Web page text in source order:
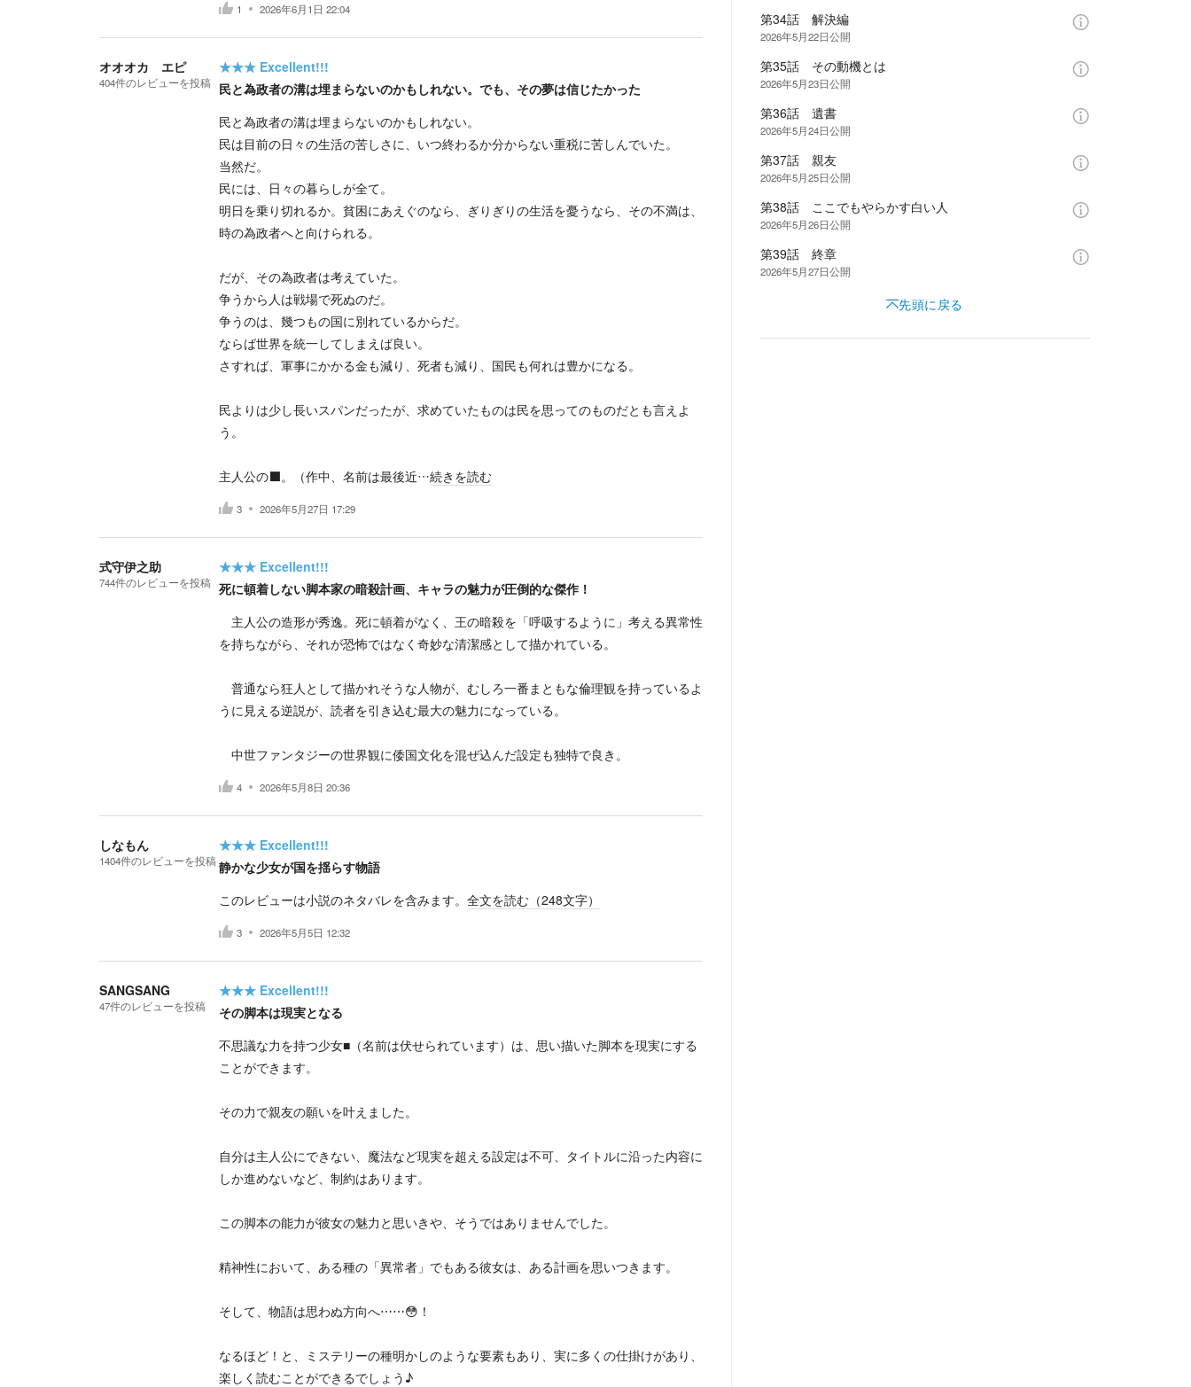
1 2026年6月1日 22:04
オオオカ エピ
404件のレビューを投稿
★★★ Excellent!!!
民と為政者の溝は埋まらないのかもしれない。でも、その夢は信じたかった
民と為政者の溝は埋まらないのかもしれない。
民は目前の日々の生活の苦しさに、いつ終わるか分からない重税に苦しんでいた。
当然だ。
民には、日々の暮らしが全て。
明日を乗り切れるか。貧困にあえぐのなら、ぎりぎりの生活を憂うなら、その不満は、
時の為政者へと向けられる。
だが、その為政者は考えていた。
争うから人は戦場で死ぬのだ。
争うのは、幾つもの国に別れているからだ。
ならば世界を統一してしまえば良い。
さすれば、軍事にかかる金も減り、死者も減り、国民も何れは豊かになる。
民よりは少し長いスパンだったが、求めていたものは民を思ってのものだとも言えよ
う。
主人公の⬛️。（作中、名前は最後近…続きを読む
3 2026年5月27日 17:29
式守伊之助
744件のレビューを投稿
★★★ Excellent!!!
死に頓着しない脚本家の暗殺計画、キャラの魅力が圧倒的な傑作！
主人公の造形が秀逸。死に頓着がなく、王の暗殺を「呼吸するように」考える異常性
を持ちながら、それが恐怖ではなく奇妙な清潔感として描かれている。
普通なら狂人として描かれそうな人物が、むしろ一番まともな倫理観を持っているよ
うに見える逆説が、読者を引き込む最大の魅力になっている。
中世ファンタジーの世界観に倭国文化を混ぜ込んだ設定も独特で良き。
4 2026年5月8日 20:36
しなもん
1404件のレビューを投稿
★★★ Excellent!!!
静かな少女が国を揺らす物語
このレビューは小説のネタバレを含みます。 全文を読む（248文字）
3 2026年5月5日 12:32
SANGSANG
47件のレビューを投稿
★★★ Excellent!!!
その脚本は現実となる
不思議な力を持つ少女■（名前は伏せられています）は、思い描いた脚本を現実にする
ことができます。
その力で親友の願いを叶えました。
自分は主人公にできない、魔法など現実を超える設定は不可、タイトルに沿った内容に
しか進めないなど、制約はあります。
この脚本の能力が彼女の魅力と思いきや、そうではありませんでした。
精神性において、ある種の「異常者」でもある彼女は、ある計画を思いつきます。
そして、物語は思わぬ方向へ⋯⋯😳！
なるほど！と、ミステリーの種明かしのような要素もあり、実に多くの仕掛けがあり、
楽しく読むことができるでしょう♪
第34話 解決編
2026年5月22日公開
第35話 その動機とは
2026年5月23日公開
第36話 遺書
2026年5月24日公開
第37話 親友
2026年5月25日公開
第38話 ここでもやらかす白い人
2026年5月26日公開
第39話 終章
2026年5月27日公開
先頭に戻る